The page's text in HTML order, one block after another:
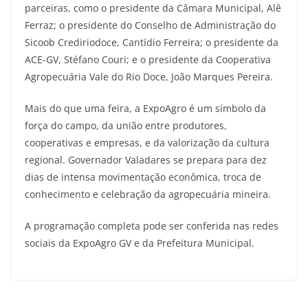
parceiras, como o presidente da Câmara Municipal, Alê
Ferraz; o presidente do Conselho de Administração do
Sicoob Crediriodoce, Cantídio Ferreira; o presidente da
ACE-GV, Stéfano Couri; e o presidente da Cooperativa
Agropecuária Vale do Rio Doce, João Marques Pereira.
Mais do que uma feira, a ExpoAgro é um símbolo da
força do campo, da união entre produtores,
cooperativas e empresas, e da valorização da cultura
regional. Governador Valadares se prepara para dez
dias de intensa movimentação econômica, troca de
conhecimento e celebração da agropecuária mineira.
A programação completa pode ser conferida nas redes
sociais da ExpoAgro GV e da Prefeitura Municipal.